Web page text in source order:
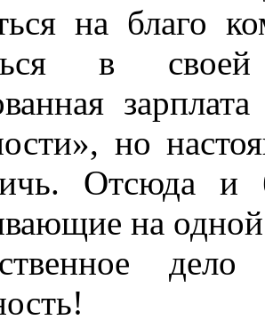
на благо
в
но
Отсюда и
на